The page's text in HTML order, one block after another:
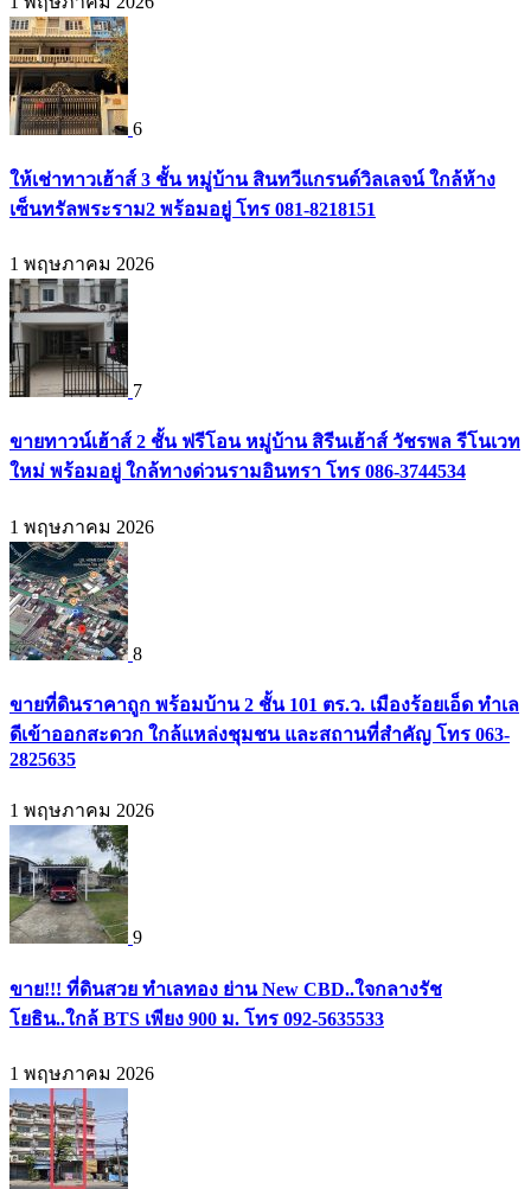
6
ให้เช่าทาวเฮ้าส์ 3 ชั้น หมู่บ้าน สินทวีแกรนด์วิลเลจน์ ใกล้ห้าง
เซ็นทรัลพระราม2 พร้อมอยู่ โทร 081-8218151
1 พฤษภาคม 2026
7
ขายทาวน์เฮ้าส์ 2 ชั้น ฟรีโอน หมู่บ้าน สิรีนเฮ้าส์ วัชรพล รีโนเวท
ใหม่ พร้อมอยู่ ใกล้ทางด่วนรามอินทรา โทร 086-3744534
1 พฤษภาคม 2026
8
ขายที่ดินราคาถูก พร้อมบ้าน 2 ชั้น 101 ตร.ว. เมืองร้อยเอ็ด ทำเล
ดีเข้าออกสะดวก ใกล้แหล่งชุมชน และสถานที่สำคัญ โทร 063-
2825635
1 พฤษภาคม 2026
9
ขาย!!! ที่ดินสวย ทำเลทอง ย่าน New CBD..ใจกลางรัช
โยธิน..ใกล้ BTS เพียง 900 ม. โทร 092-5635533
1 พฤษภาคม 2026